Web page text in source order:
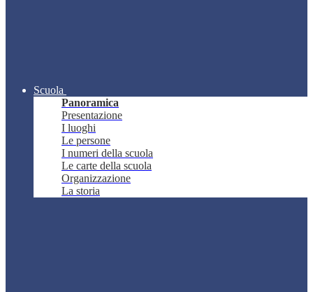
Scuola
Panoramica
Presentazione
I luoghi
Le persone
I numeri della scuola
Le carte della scuola
Organizzazione
La storia